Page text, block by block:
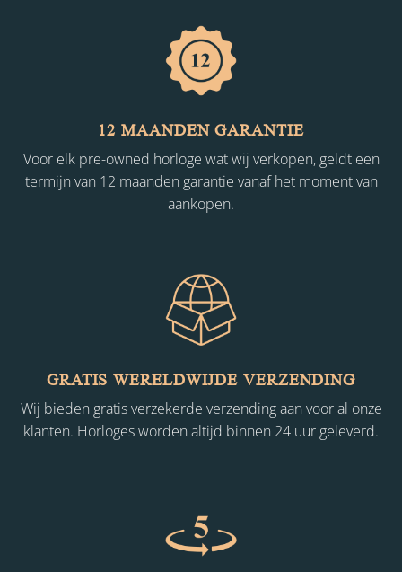
12 MAANDEN GARANTIE
Voor elk pre-owned horloge wat wij verkopen, geldt een
termijn van 12 maanden garantie vanaf het moment van
aankopen.
GRATIS WERELDWIJDE VERZENDING
Wij bieden gratis verzekerde verzending aan voor al onze
klanten. Horloges worden altijd binnen 24 uur geleverd.